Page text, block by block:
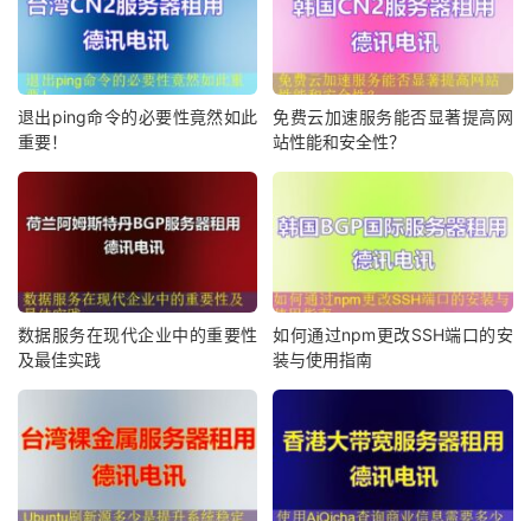
    console
.error + code);
}
退出ping命令的必要性竟然如此
重要！
免费云加速服务能否显著提高网
站性能和安全性？
数据服务在现代企业中的重要性
及最佳实践
如何通过npm更改SSH端口的安
装与使用指南